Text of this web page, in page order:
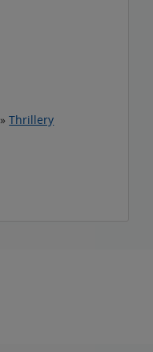
»Thrillery